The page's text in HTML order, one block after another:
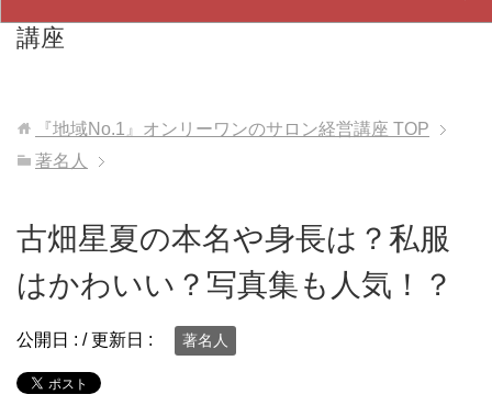
講座
『地域No.1』オンリーワンのサロン経営講座 TOP
著名人
古畑星夏の本名や身長は？私服
はかわいい？写真集も人気！？
公開日 : / 更新日 : 著名人